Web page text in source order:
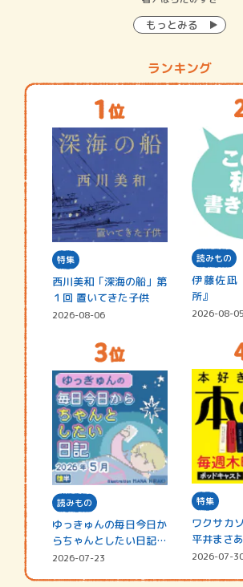
もっとみる
ランキング
特集
西川美和「深海の船」第
１回 置いてきた子供
2026-08-06
読みもの
伊藤佐凪
所』
2026-08-05
読みもの
ゆっきゅんの毎日今日か
らちゃんとしたい日記
☆202…
2026-07-23
特集
ワクサカ
平井まさ
シャ…
2026-07-